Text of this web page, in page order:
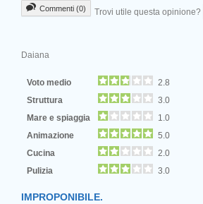
Commenti (0) Trovi utile questa opinione?
Daiana
Voto medio
2.8
Struttura
3.0
Mare e spiaggia
1.0
Animazione
5.0
Cucina
2.0
Pulizia
3.0
IMPROPONIBILE.